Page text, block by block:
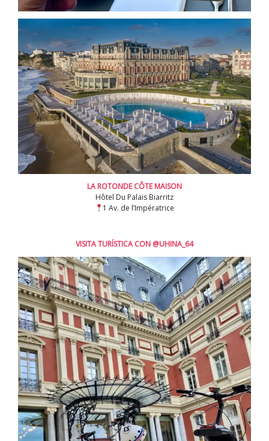
LA ROTONDE CÔTE MAISON
Hôtel Du Palais Biarritz
1 Av. de l’Impératrice
VISITA TURÍSTICA CON @UHINA_64